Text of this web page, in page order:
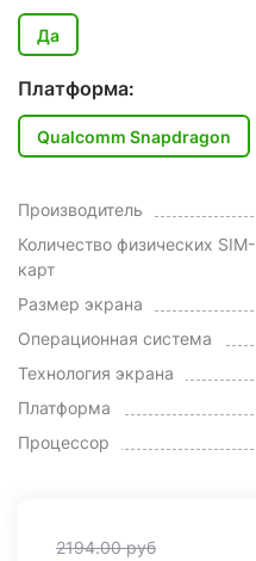
Да
Платформа:
Qualcomm Snapdragon
Производитель
Количество физических SIM-
карт
Размер экрана
Операционная система
Технология экрана
Платформа
Процессор
2194.00руб